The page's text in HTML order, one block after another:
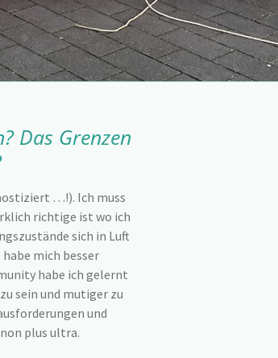
Das Grenzen
…!). Ich muss
richtige ist wo ich
sich in Luft
mich besser
habe ich gelernt
sein und mutiger zu
und
plus ultra.